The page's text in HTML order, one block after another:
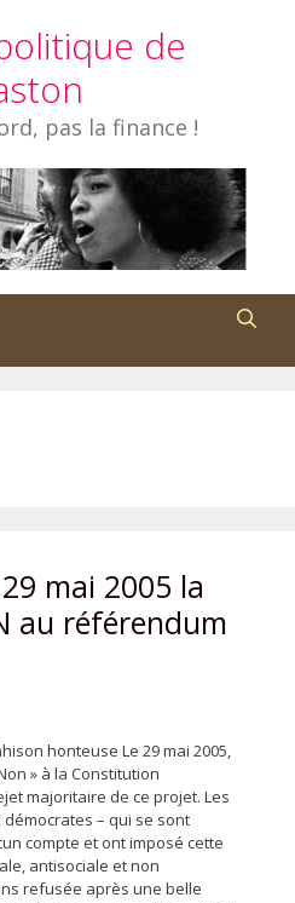
de
pas la finance !
mai 2005 la
au référendum
honteuse Le 29 mai 2005,
» à la Constitution
majoritaire de ce projet. Les
– qui se sont
compte et ont imposé cette
antisociale et non
refusée après une belle